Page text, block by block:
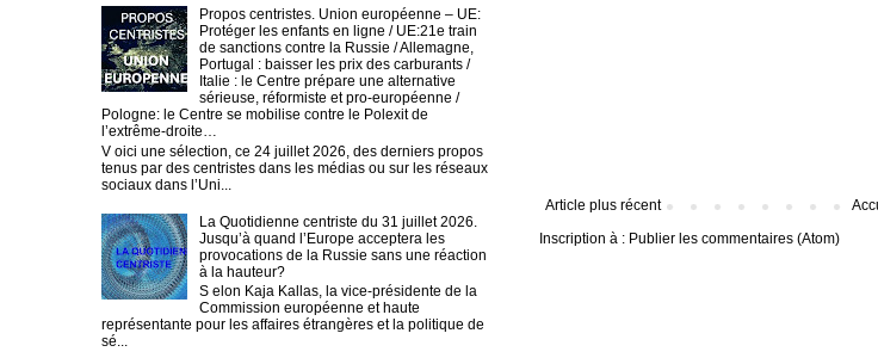
Article plus récent
Inscription à : Publier les commentaires (Atom)
Propos centristes. Union européenne – UE:
Protéger les enfants en ligne / UE:21e train
de sanctions contre la Russie / Allemagne,
Portugal : baisser les prix des carburants /
Italie : le Centre prépare une alternative
sérieuse, réformiste et pro-européenne /
Pologne: le Centre se mobilise contre le Polexit de
l’extrême-droite…
V oici une sélection, ce 24 juillet 2026, des derniers propos
tenus par des centristes dans les médias ou sur les réseaux
sociaux dans l’Uni...
La Quotidienne centriste du 31 juillet 2026.
Jusqu’à quand l’Europe acceptera les
provocations de la Russie sans une réaction
à la hauteur?
S elon Kaja Kallas, la vice-présidente de la
Commission européenne et haute
représentante pour les affaires étrangères et la politique de
sé...